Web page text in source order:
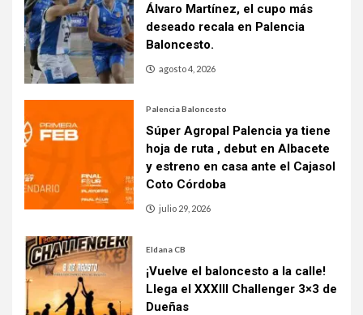
Álvaro Martínez, el cupo más
deseado recala en Palencia
Baloncesto.
agosto 4, 2026
Palencia Baloncesto
Súper Agropal Palencia ya tiene
hoja de ruta , debut en Albacete
y estreno en casa ante el Cajasol
Coto Córdoba
julio 29, 2026
Eldana CB
¡Vuelve el baloncesto a la calle!
Llega el XXXIII Challenger 3×3 de
Dueñas